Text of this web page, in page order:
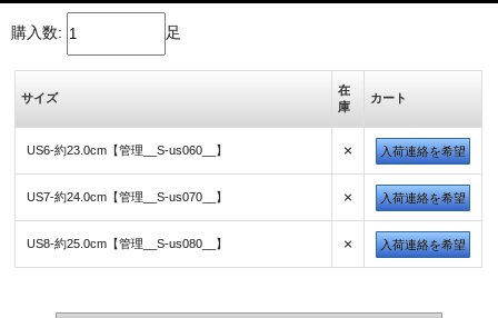
購入数: 足
サイズ
在
庫
カート
US6-約23.0cm【管理__S-us060__】 × 入荷連絡を希望
US7-約24.0cm【管理__S-us070__】 × 入荷連絡を希望
US8-約25.0cm【管理__S-us080__】 × 入荷連絡を希望